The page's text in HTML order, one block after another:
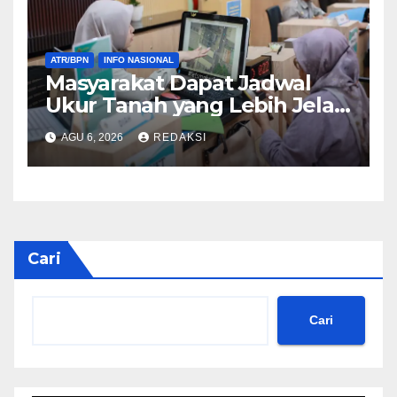
ATR/BPN INFO NASIONAL
Masyarakat Dapat Jadwal
Ukur Tanah yang Lebih Jelas
Berkat Layanan Pengukuran
Terjadwal
AGU 6, 2026 REDAKSI
Cari
Cari